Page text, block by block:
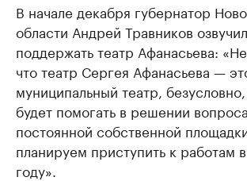
В начале декабря губернатор
области Андрей Травников
поддержать театр Афанасьева:
что театр Сергея Афанасьева —
муниципальный театр,
будет помогать в решении
постоянной собственной
планируем приступить к работам
году».